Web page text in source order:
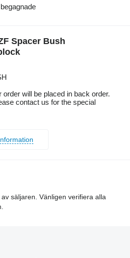
begagnade
Spacer Bush
will be placed in back order.
contact us for the special
säljaren. Vänligen verifiera alla